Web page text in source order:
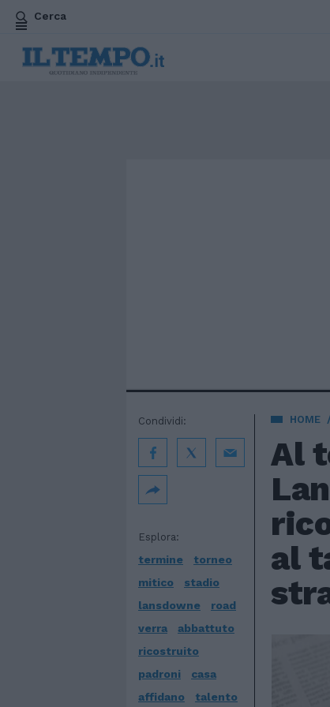
Cerca
HOME
Al
al
Esplora:
termine
torneo
mitico
stadio
lansdowne
road
verra
abbattuto
ricostruito
padroni
casa
affidano
talento
Condividi: